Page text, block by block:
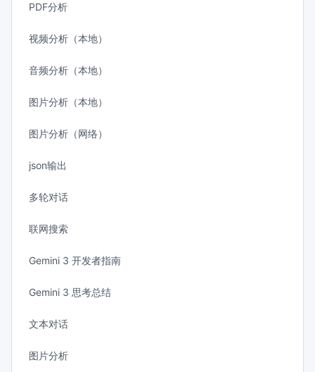
PDF分析
视频分析（本地）
音频分析（本地）
图片分析（本地）
图片分析（网络）
json输出
多轮对话
联网搜索
Gemini 3 开发者指南
Gemini 3 思考总结
文本对话
图片分析